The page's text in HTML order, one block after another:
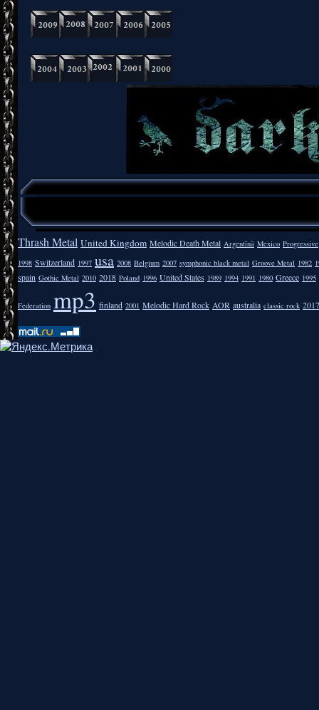
Thrash Metal United Kingdom Melodic Death Metal Argentīnā Mexico Progressive
1998 Switzerland 1997 usa 2008 Belgium 2007 symphonic black metal Groove Metal 1982
spain Gothic Metal 2010 2018 Poland 1996 United States 1989 1994 1991 1980 Greece 1995
Federation mp3 finland 2001 Melodic Hard Rock AOR australia classic rock 2017